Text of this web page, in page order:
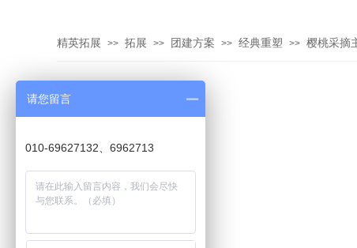
精英拓展 >> 拓展 >> 团建方案 >> 经典重塑 >> 樱桃采摘
请您留言
010-69627132、6962713